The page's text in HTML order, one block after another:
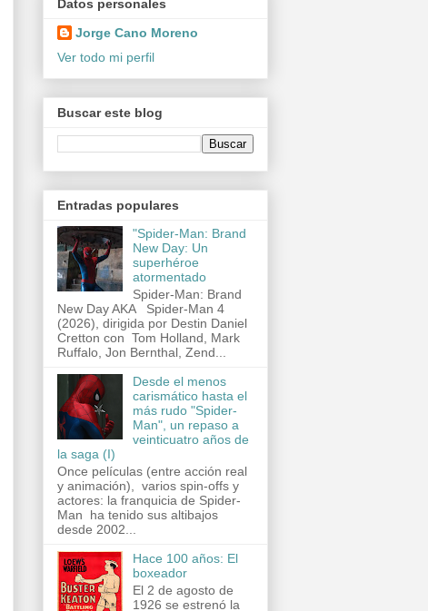
Datos personales
Jorge Cano Moreno
Ver todo mi perfil
Buscar este blog
Entradas populares
"Spider-Man: Brand
New Day: Un
superhéroe
atormentado
Spider-Man: Brand
New Day AKA Spider-Man 4
(2026), dirigida por Destin Daniel
Cretton con Tom Holland, Mark
Ruffalo, Jon Bernthal, Zend...
Desde el menos
carismático hasta el
más rudo "Spider-
Man", un repaso a
veinticuatro años de
la saga (I)
Once películas (entre acción real
y animación), varios spin-offs y
actores: la franquicia de Spider-
Man ha tenido sus altibajos
desde 2002...
Hace 100 años: El
boxeador
El 2 de agosto de
1926 se estrenó la